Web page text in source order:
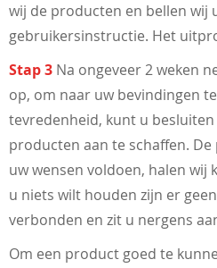
wij de producten en bellen wij
gebruikersinstructie. Het
Stap 3 Na ongeveer 2 weken
op, om naar uw bevindingen
tevredenheid, kunt u
producten aan te schaffen.
uw wensen voldoen, halen wij
u niets wilt houden zijn er
verbonden en zit u nergens
Om een product goed te